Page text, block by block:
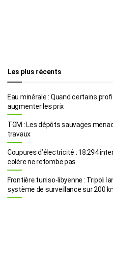
Les plus récents
Eau minérale : Quand certains
augmenter les prix
TGM : Les dépôts sauvages
travaux
Coupures d’électricité : 18.294
colère ne retombe pas
Frontière tuniso-libyenne : Tripoli
système de surveillance sur 200